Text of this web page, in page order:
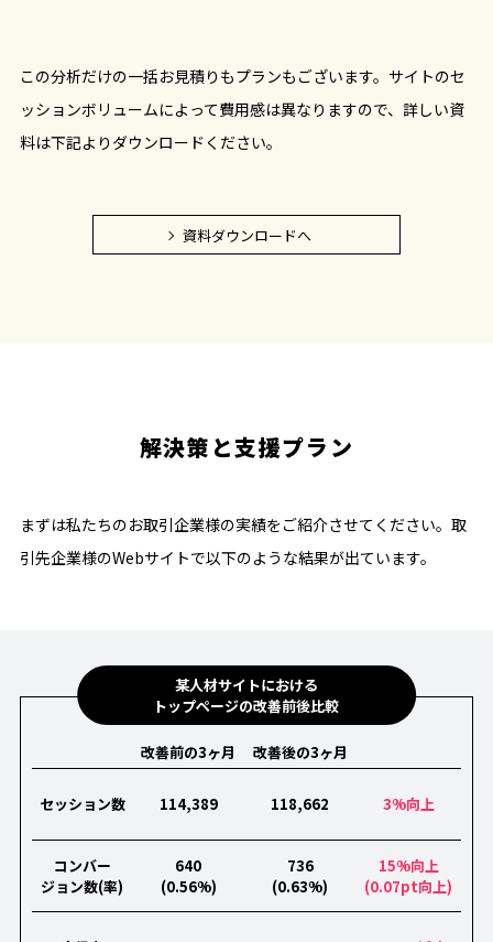
この分析だけの一括お見積りもプランもございます。サイトのセ
ッションボリュームによって費用感は異なりますので、詳しい資
料は下記よりダウンロードください。
資料ダウンロードへ
解決策と支援プラン
まずは私たちのお取引企業様の実績をご紹介させてください。取
引先企業様のWebサイトで以下のような結果が出ています。
某人材サイトにおける
トップページの改善前後比較
改善前の3ヶ月 改善後の3ヶ月
セッション数 114,389 118,662 3%向上
コンバー
ジョン数(率)
640
(0.56%)
736
(0.63%)
15%向上
(0.07pt向上)